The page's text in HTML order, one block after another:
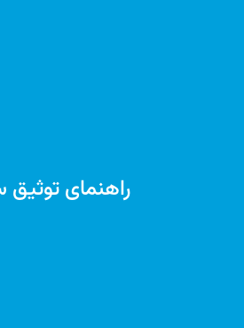
راهنمای